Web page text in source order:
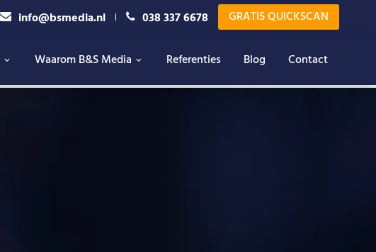
info@bsmedia.nl 038 337 6678 GRATIS QUICKSCAN
Waarom B&S Media Referenties Blog Contact